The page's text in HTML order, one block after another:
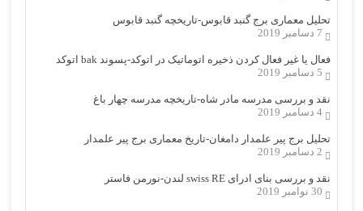
تحلیل معماری برج گنبد قابوس-تاریخچه گنبد قابوس
7 دسامبر 2019
فعال یا غیر فعال کردن ذخیره اتوماتیک در اتوکد-پسوند bak اتوکد
5 دسامبر 2019
نقد و بررسی مدرسه مادر شاه-تاریخچه مدرسه چهار باغ
4 دسامبر 2019
تحلیل برج پیر علمدار دامغان-تاریخ معماری برج پیر علمدار
2 دسامبر 2019
نقد و بررسی بنای ادرای swiss RE لندن-نورمن فاستر
30 نوامبر 2019